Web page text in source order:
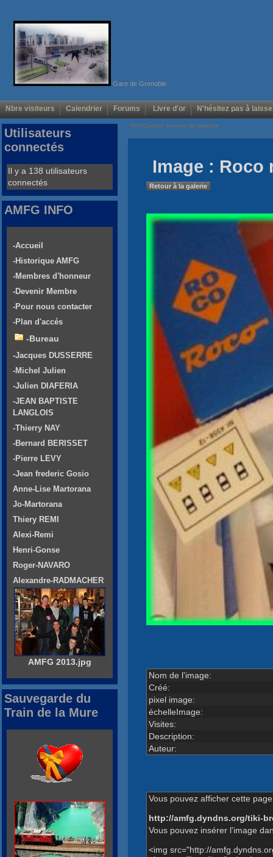
Gare de Grenoble
Nbre visiteurs Calendrier Forums Livre d'or N'hésitez pas à
Voir/Cacher menus de gauche
Image : Roco
Retour à la galerie
Nom de l'image:
Créé:
pixel image:
échelleImage:
Visites:
Description:
Auteur:
Vous pouvez afficher cette
http://amfg.dyndns.org/tiki-
Vous pouvez insérer l'image
<img src="http://
Utilisateurs
connectés
Il y a 138 utilisateurs
connectés
AMFG INFO
-Accueil
-Historique AMFG
-Membres d'honneur
-Devenir Membre
-Pour nous contacter
-Plan d'accés
-Bureau
-Jacques DUSSERRE
-Michel Julien
-Julien DIAFERIA
-JEAN BAPTISTE
LANGLOIS
-Thierry NAY
-Bernard BERISSET
-Pierre LEVY
-Jean frederic Gosio
Anne-Lise Martorana
Jo-Martorana
Thiery REMI
Alexi-Remi
Henri-Gonse
Roger-NAVARO
Alexandre-RADMACHER
AMFG 2013.jpg
Sauvegarde du
Train de la Mure